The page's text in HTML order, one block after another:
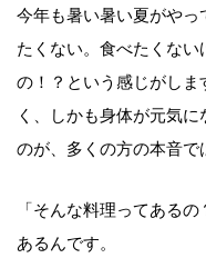
今年も暑い暑い夏がや
たくない。食べたくな
の！？という感じがしま
く、しかも身体が元気
のが、多くの方の本音で
「そんな料理ってある
あるんです。